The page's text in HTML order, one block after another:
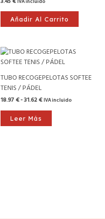
IVA incluido
Añadir Al Carrito
TUBO RECOGEPELOTAS SOFTEE
TENIS / PÁDEL
18.97€-31.62€
Rango
de
precios:
desde
18.97 €
31.62 €
IVA incluido
Leer Más